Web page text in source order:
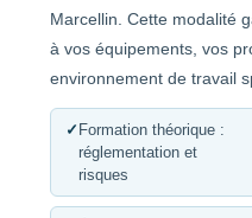
Marcellin. Cette modalité
à vos équipements, vos
environnement de travail
✓ Formation théorique :
réglementation et
risques